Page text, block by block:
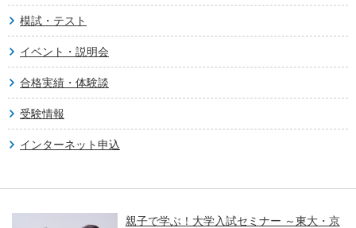
模試・テスト
イベント・説明会
合格実績・体験談
受験情報
インターネット申込
親子で学ぶ！大学入試セミナー ～東大・京